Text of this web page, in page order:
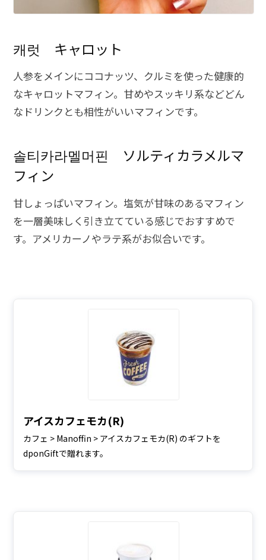
캐럿 キャロット
人参をメインにココナッツ、クルミを使った健康的
なキャロットマフィン。甘めやスッキリ系などどん
なドリンクとも相性がいいマフィンです。
솔티카라멜머핀 ソルティカラメルマ
フィン
甘しょっぱいマフィン。塩気が甘味のあるマフィン
を一層美味しく引き立てている感じでおすすめで
す。アメリカーノやラテ系がお似合いです。
アイスカフェモカ(R)
カフェ > Manoffin > アイスカフェモカ(R) のギフトを
dponGiftで贈れます。